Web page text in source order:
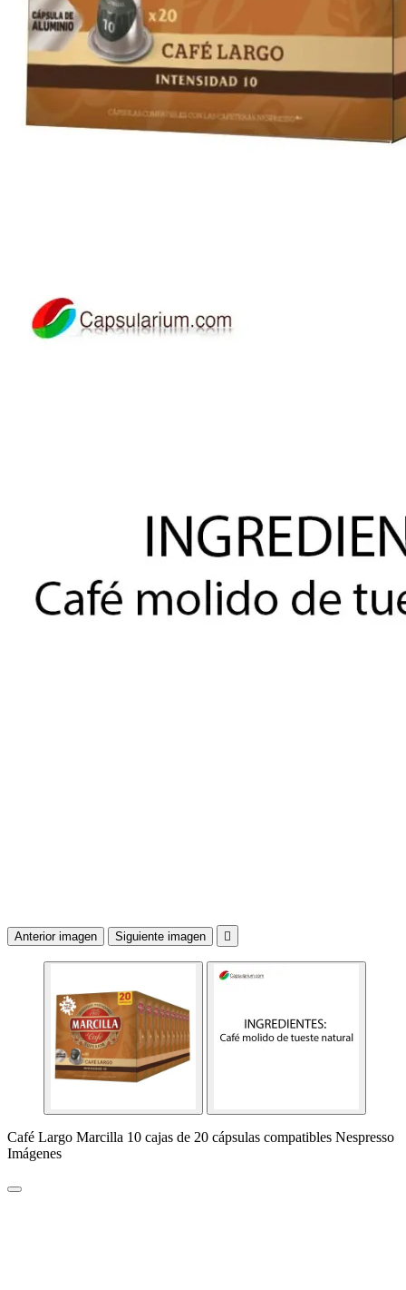
Anterior imagen Siguiente imagen 
Café Largo Marcilla 10 cajas de 20 cápsulas compatibles Nespresso
Imágenes